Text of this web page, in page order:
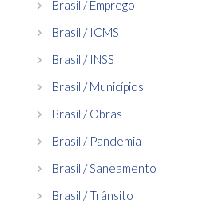
Brasil / Emprego
Brasil / ICMS
Brasil / INSS
Brasil / Municípios
Brasil / Obras
Brasil / Pandemia
Brasil / Saneamento
Brasil / Trânsito